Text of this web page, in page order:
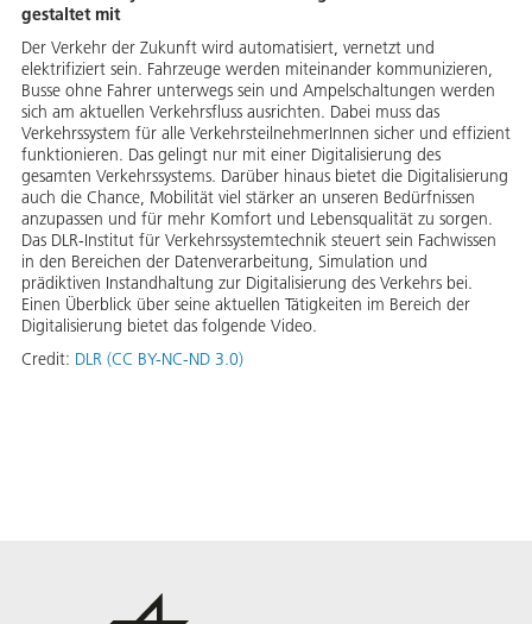
gestaltet mit
Der Verkehr der Zukunft wird automatisiert, vernetzt und
elektrifiziert sein. Fahrzeuge werden miteinander kommunizieren,
Busse ohne Fahrer unterwegs sein und Ampelschaltungen werden
sich am aktuellen Verkehrsfluss ausrichten. Dabei muss das
Verkehrssystem für alle VerkehrsteilnehmerInnen sicher und effizient
funktionieren. Das gelingt nur mit einer Digitalisierung des
gesamten Verkehrssystems. Darüber hinaus bietet die Digitalisierung
auch die Chance, Mobilität viel stärker an unseren Bedürfnissen
anzupassen und für mehr Komfort und Lebensqualität zu sorgen.
Das DLR-Institut für Verkehrssystemtechnik steuert sein Fachwissen
in den Bereichen der Datenverarbeitung, Simulation und
prädiktiven Instandhaltung zur Digitalisierung des Verkehrs bei.
Einen Überblick über seine aktuellen Tätigkeiten im Bereich der
Digitalisierung bietet das folgende Video.
Credit: DLR (CC BY-NC-ND 3.0)